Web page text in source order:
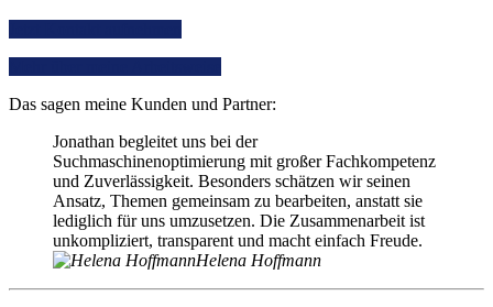
Das sagen meine Kunden und Partner:
Jonathan begleitet uns bei der
Suchmaschinenoptimierung mit großer Fachkompetenz
und Zuverlässigkeit. Besonders schätzen wir seinen
Ansatz, Themen gemeinsam zu bearbeiten, anstatt sie
lediglich für uns umzusetzen. Die Zusammenarbeit ist
unkompliziert, transparent und macht einfach Freude.
Helena Hoffmann